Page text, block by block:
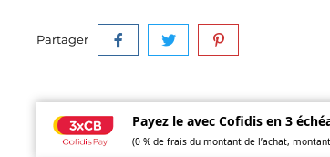
Partager
Payez le avec Cofidis en 3
(0 % de frais du montant de l’achat,